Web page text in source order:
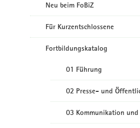
Neu beim FoBiZ
Für Kurzentschlossene
Fortbildungskatalog
01 Führung
02 Presse- und
03 Kommunikation